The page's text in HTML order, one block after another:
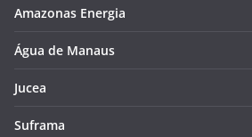
Amazonas Energia
Água de Manaus
Jucea
Suframa